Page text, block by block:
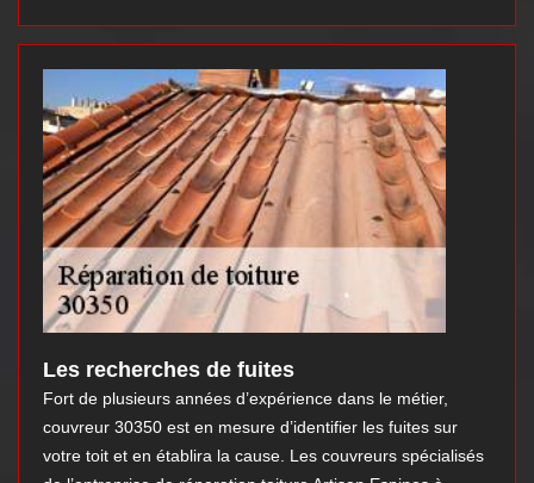
Les recherches de fuites
Fort de plusieurs années d’expérience dans le métier,
couvreur 30350 est en mesure d’identifier les fuites sur
votre toit et en établira la cause. Les couvreurs spécialisés